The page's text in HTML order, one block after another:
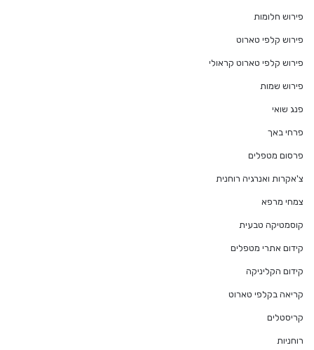
פירוש חלומות
פירוש קלפי טארוט
פירוש קלפי טארוט קראולי
פירוש שמות
פנג שואי
פרחי באך
פרסום מטפלים
צ'אקרות ואנרגיה רוחנית
צמחי מרפא
קוסמטיקה טבעית
קידום אתרי מטפלים
קידום הקליניקה
קריאה בקלפי טארוט
קריסטלים
רוחניות